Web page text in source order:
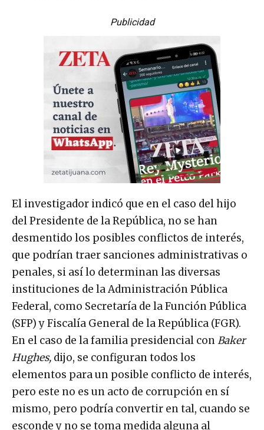
Publicidad
El investigador indicó que en el caso del hijo
del Presidente de la República, no se han
desmentido los posibles conflictos de interés,
que podrían traer sanciones administrativas o
penales, si así lo determinan las diversas
instituciones de la Administración Pública
Federal, como Secretaría de la Función Pública
(SFP) y Fiscalía General de la República (FGR).
En el caso de la familia presidencial conBaker
Hughes, dijo, se configuran todos los
elementos para un posible conflicto de interés,
pero este no es un acto de corrupción en sí
mismo, pero podría convertir en tal, cuando se
esconde y no se toma medida alguna al